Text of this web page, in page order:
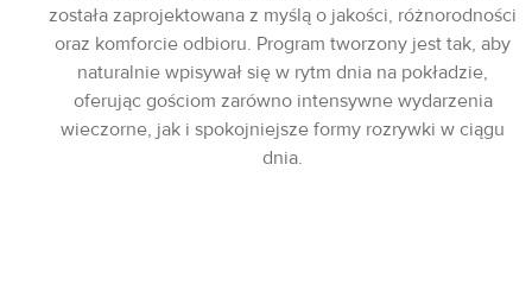
została zaprojektowana z myślą o jakości, różnorodności
oraz komforcie odbioru. Program tworzony jest tak, aby
naturalnie wpisywał się w rytm dnia na pokładzie,
oferując gościom zarówno intensywne wydarzenia
wieczorne, jak i spokojniejsze formy rozrywki w ciągu
dnia.